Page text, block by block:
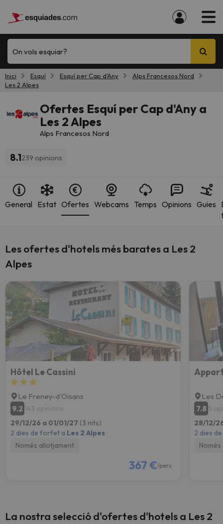
On vols esquiar?
Inici Esquí Esquí per Cap d'Any
Alps Francesos Nord
Les 2 Alpes
Ofertes Esquí per Cap d'Any a
Les 2 Alpes
Alps Francesos Nord
8.1239 opinions
General Estat Ofertes Webcams Temps Opinions Guies
Les ofertes d'hotels més barates a Les 2
Alpes
Hôtel Le Cassini
Le Freney-d'Oisans
9.2 143 opinions
29/12/26 a 01/01/27 (3 nits)
2 dies de forfet a Les 2 Alpes
Només allotjament
367 €/pers.
Les
7.8 5
28/12/
2 dies
La nostra selecció d'ofertes d'hotels a Les 2